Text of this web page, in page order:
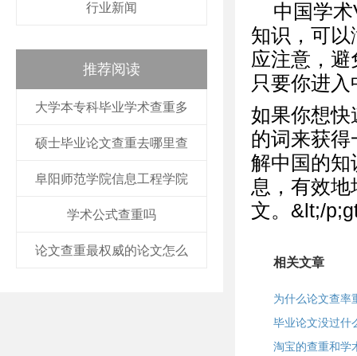
行业新闻
推荐阅读
大学本专科毕业学术查重多
硕士毕业论文查重去哪里查
阜阳师范学院信息工程学院
学术公式查重吗
论文查重最权威的论文怎么
中国学
知识，可
应注意，
只要你进
如果你想快
的词来获
解中国的知
息，有效
文。&lt;/
相关文章
为什么论文查率
毕业论文没过什
淘宝的查重和学